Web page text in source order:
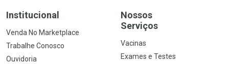
Institucional
Venda No Marketplace
Trabalhe Conosco
Ouvidoria
Nossos
Serviços
Vacinas
Exames e Testes